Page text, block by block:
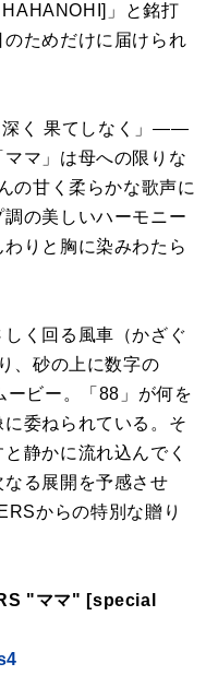
HAHANOHI]」と銘打
ためだけに届けられ
深く 果てしなく」——
マ」は母への限りな
の甘く柔らかな歌声に
の美しいハーモニー
りと胸に染みわたら
く回る風車（かざぐ
、砂の上に数字の
ービー。「88」が何を
委ねられている。そ
静かに流れ込んでく
る展開を予感させ
からの特別な贈り
"ママ" [special